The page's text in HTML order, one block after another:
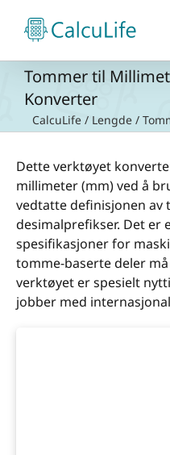
content
Tommer til
Konverter
CalcuLife / Lengde /
Dette verktøyet
millimeter (mm) ved å
vedtatte definisjonen av
desimalprefikser. Det er
spesifikasjoner for
tomme-baserte deler
verktøyet er spesielt
jobber med